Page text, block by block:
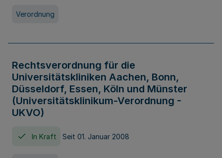
Verordnung
Rechtsverordnung für die
Universitätskliniken Aachen, Bonn,
Düsseldorf, Essen, Köln und Münster
(Universitätsklinikum-Verordnung -
UKVO)
In Kraft Seit 01. Januar 2008